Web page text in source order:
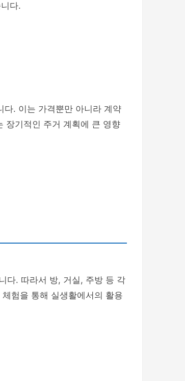
다.
다. 이는 가격뿐만 아니라 계약
장기적인 주거 계획에 큰 영향
다. 따라서 방, 거실, 주방 등 각
험을 통해 실생활에서의 활용